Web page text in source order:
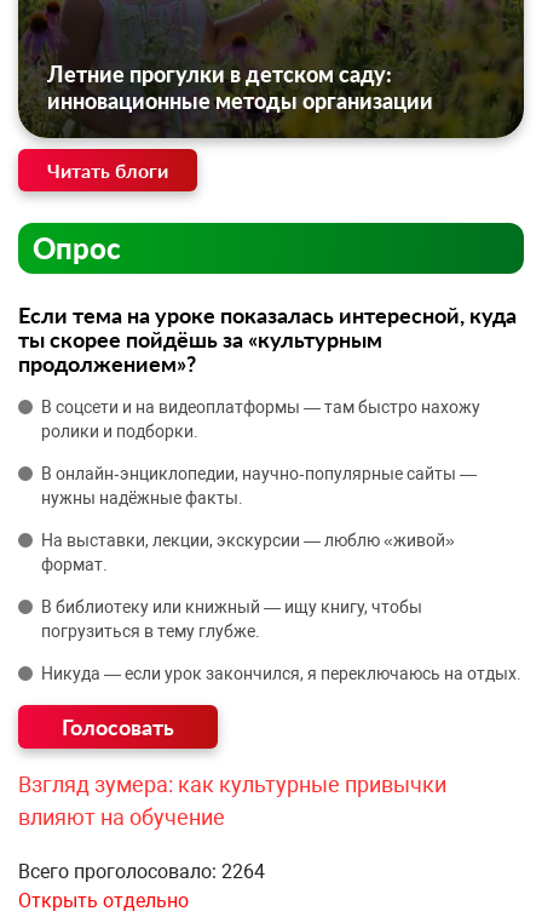
Летние прогулки в детском саду:
инновационные методы организации
Читать блоги
Опрос
Если тема на уроке показалась интересной, куда
ты скорее пойдёшь за «культурным
продолжением»?
В соцсети и на видеоплатформы — там быстро нахожу
ролики и подборки.
В онлайн‑энциклопедии, научно‑популярные сайты —
нужны надёжные факты.
На выставки, лекции, экскурсии — люблю «живой»
формат.
В библиотеку или книжный — ищу книгу, чтобы
погрузиться в тему глубже.
Никуда — если урок закончился, я переключаюсь на отдых.
Взгляд зумера: как культурные привычки
влияют на обучение
Всего проголосовало: 2264
Открыть отдельно